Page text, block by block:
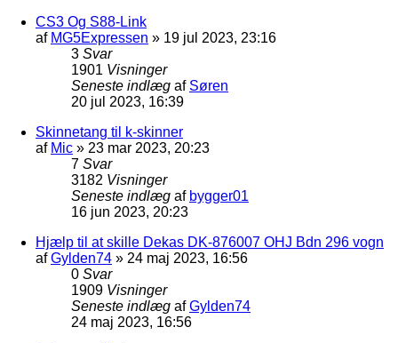
CS3 Og S88-Link
af MG5Expressen » 19 jul 2023, 23:16
3 Svar
1901 Visninger
Seneste indlæg af Søren
20 jul 2023, 16:39
Skinnetang til k-skinner
af Mic » 23 mar 2023, 20:23
7 Svar
3182 Visninger
Seneste indlæg af bygger01
16 jun 2023, 20:23
Hjælp til at skille Dekas DK-876007 OHJ Bdn 296 vogn
afGylden74 » 24 maj 2023, 16:56
0 Svar
1909 Visninger
Seneste indlæg afGylden74
24 maj 2023, 16:56